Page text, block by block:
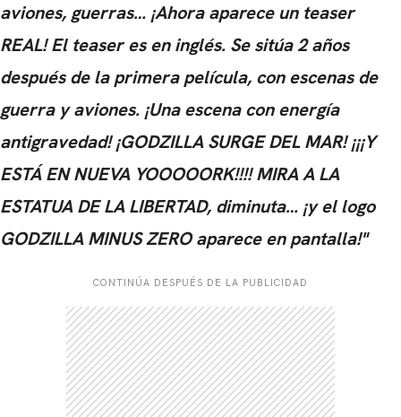
aviones, guerras… ¡Ahora aparece un teaser
REAL! El teaser es en inglés. Se sitúa 2 años
después de la primera película, con escenas de
guerra y aviones. ¡Una escena con energía
antigravedad! ¡GODZILLA SURGE DEL MAR! ¡¡¡Y
ESTÁ EN NUEVA YOOOOORK!!!! MIRA A LA
ESTATUA DE LA LIBERTAD, diminuta… ¡y el logo
GODZILLA MINUS ZERO aparece en pantalla!"
CONTINÚA DESPUÉS DE LA PUBLICIDAD